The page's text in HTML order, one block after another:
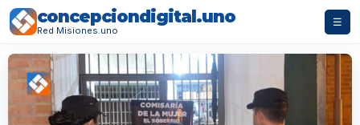
concepciondigital.uno
Red Misiones.uno
☰